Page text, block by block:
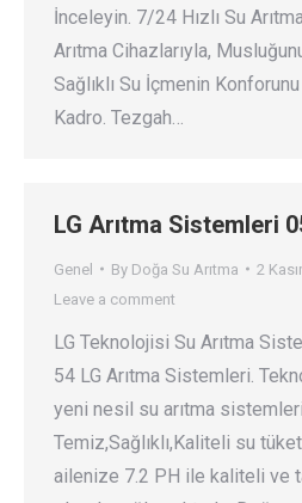
İnceleyin. 7/24 Hızlı Su
Arıtma Cihazlarıyla,
Sağlıklı Su İçmenin
Kadro. Tezgah…
LG Arıtma Sistemleri
Genel By Doğa Su Arıtma
2
Leave a comment
LG Teknolojisi Su Arıtma
54 LG Arıtma Sistemleri.
yeni nesil su arıtma
Temiz,Sağlıklı,Kaliteli su
ailenize 7.2 PH ile kaliteli ve